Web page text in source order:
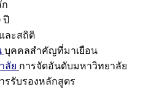
ปี
ละสถิติ
บุคคลสำคัญที่มาเยือน
ลัย การจัดอันดับมหาวิทยาลัย
รรับรองหลักสูตร